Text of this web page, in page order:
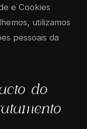
e Cookies
utilizamos
pessoais da
do